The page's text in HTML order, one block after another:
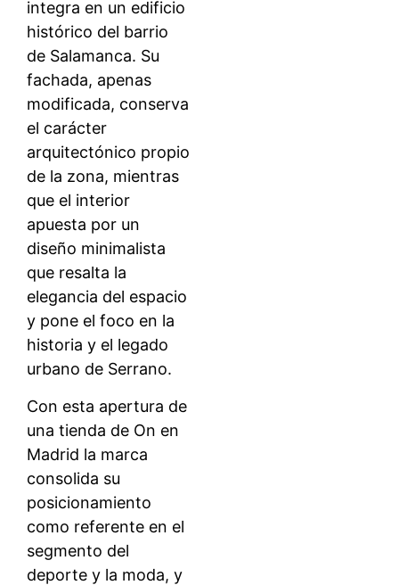
integra en un edificio
histórico del barrio
de Salamanca. Su
fachada, apenas
modificada, conserva
el carácter
arquitectónico propio
de la zona, mientras
que el interior
apuesta por un
diseño minimalista
que resalta la
elegancia del espacio
y pone el foco en la
historia y el legado
urbano de Serrano.
Con esta apertura de
una tienda de On en
Madrid la marca
consolida su
posicionamiento
como referente en el
segmento del
deporte y la moda, y